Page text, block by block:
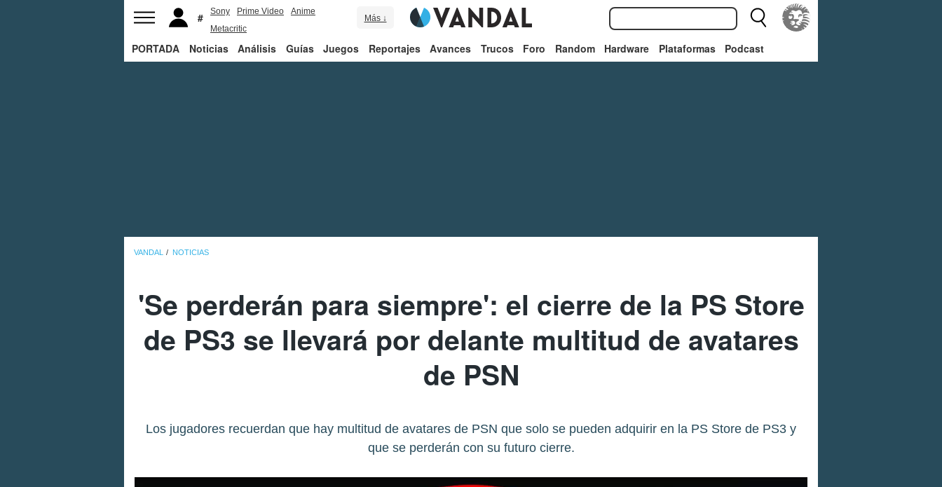
Sony Prime Video
Anime
Metacritic
Más ↓
PORTADA Noticias Análisis Guías Juegos Reportajes Avances Trucos Foro Random Hardware Plataformas Podcast
VANDAL NOTICIAS
'Se perderán para siempre': el cierre de la PS Store
de PS3 se llevará por delante multitud de avatares
de PSN
Los jugadores recuerdan que hay multitud de avatares de PSN que solo se pueden adquirir en la PS Store de PS3 y
que se perderán con su futuro cierre.